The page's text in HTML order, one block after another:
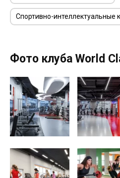
Спортивно-интеллектуальные
Фото клуба World